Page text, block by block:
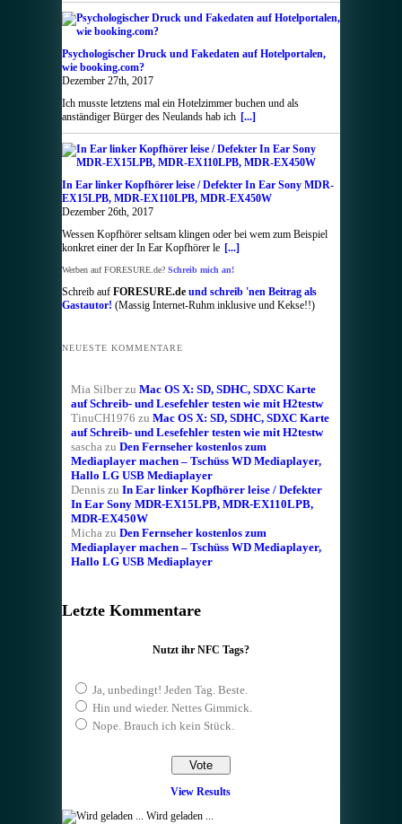
Psychologischer Druck und Fakedaten auf Hotelportalen,
wie booking.com?
Dezember 27th, 2017
Ich musste letztens mal ein Hotelzimmer buchen und als
anständiger Bürger des Neulands hab ich [...]
In Ear linker Kopfhörer leise / Defekter In Ear Sony MDR-
EX15LPB, MDR-EX110LPB, MDR-EX450W
Dezember 26th, 2017
Wessen Kopfhörer seltsam klingen oder bei wem zum Beispiel
konkret einer der In Ear Kopfhörer le [...]
Werben auf FORESURE.de? Schreib mich an!
Schreib auf FORESURE.de und schreib 'nen Beitrag als
Gastautor! (Massig Internet-Ruhm inklusive und Kekse!!)
NEUESTE KOMMENTARE
Mia Silberzu Mac OS X: SD, SDHC, SDXC Karte
auf Schreib- und Lesefehler testen wie mit H2testw
TinuCH1976 zu Mac OS X: SD, SDHC, SDXC Karte
auf Schreib- und Lesefehler testen wie mit H2testw
sascha zu Den Fernseher kostenlos zum
Mediaplayer machen – Tschüss WD Mediaplayer,
Hallo LG USB Mediaplayer
Denniszu In Ear linker Kopfhörer leise / Defekter
In Ear Sony MDR-EX15LPB, MDR-EX110LPB,
MDR-EX450W
Micha zu Den Fernseher kostenlos zum
Mediaplayer machen – Tschüss WD Mediaplayer,
Hallo LG USB Mediaplayer
Letzte Kommentare
Nutzt ihr NFC Tags?
Ja, unbedingt! Jeden Tag. Beste.
Hin und wieder. Nettes Gimmick.
Nope. Brauch ich kein Stück.
View Results
Wird geladen ...